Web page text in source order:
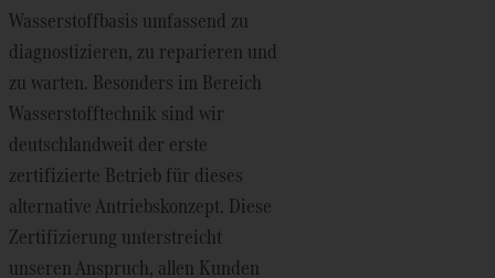
Wasserstoffbasis umfassend zu
diagnostizieren, zu reparieren und
zu warten. Besonders im Bereich
Wasserstofftechnik sind wir
deutschlandweit der erste
zertifizierte Betrieb für dieses
alternative Antriebskonzept. Diese
Zertifizierung unterstreicht
unseren Anspruch, allen Kunden